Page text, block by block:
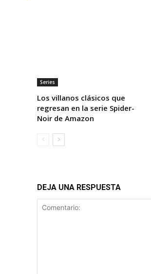
Series
Los villanos clásicos que
regresan en la serie Spider-
Noir de Amazon
DEJA UNA RESPUESTA